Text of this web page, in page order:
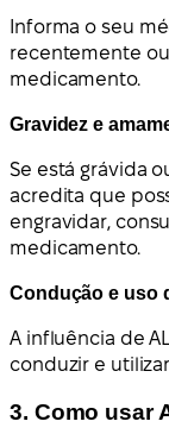
Informa o seu
recentemente
medicamento.
Gravidez e
Se está grávida
acredita que
engravidar,
medicamento.
Condução e uso
A influência de
conduzir e
3. Como usar